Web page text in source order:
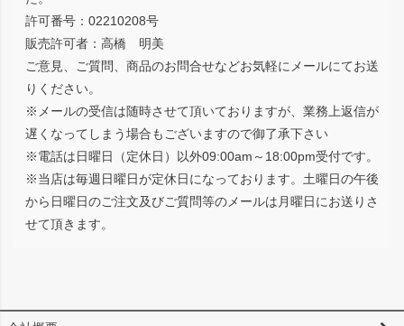
許可番号：02210208号
販売許可者：高橋 明美
ご意見、ご質問、商品のお問合せなどお気軽にメールにてお送
りください。
※メールの受信は随時させて頂いておりますが、業務上返信が
遅くなってしまう場合もございますので御了承下さい
※電話は日曜日（定休日）以外09:00am～18:00pm受付です。
※当店は毎週日曜日が定休日になっております。土曜日の午後
から日曜日のご注文及びご質問等のメールは月曜日にお送りさ
せて頂きます。